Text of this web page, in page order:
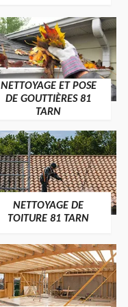
NETTOYAGE ET POSE
DE GOUTTIÈRES 81
TARN
NETTOYAGE DE
TOITURE 81 TARN